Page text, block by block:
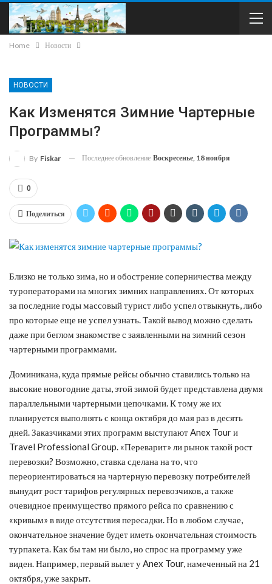
Home Новости
НОВОСТИ
Как Изменятся Зимние Чартерные
Программы?
By Fiskar Последнее обновление Воскресенье, 18 ноября
0
Поделиться
​Близко не только зима, но и обострение соперничества между
туроператорами на многих зимних направлениях. От которых
за последние годы массовый турист либо успел отвыкнуть, либо
про которые еще не успел узнать. Такой вывод можно сделать
даже при беглом знакомстве с заявленными на зимний сезон
чартерными программами.
Доминикана, куда прямые рейсы обычно ставились только на
высокие новогодние даты, этой зимой будет представлена двумя
параллельными чартерными цепочками. К тому же их
планируется выполнять с конца октября до мая раз в десять
дней. Заказчиками этих программ выступают Anex Tour и
Travel Professional Group. «Переварит» ли рынок такой рост
перевозки? Возможно, ставка сделана на то, что
переориентироваться на чартерную перевозку потребителей
вынудит рост тарифов регулярных перевозчиков, а также
очевидное преимущество прямого рейса по сравнению с
«кривым» в виде отсутствия пересадки. Но в любом случае,
окончательное значение будет иметь окончательная стоимость
турпакета. Как бы там ни было, но спрос на программу уже
виден. Например, первый вылет у Anex Tour, намеченный на 21
октября, уже закрыт.